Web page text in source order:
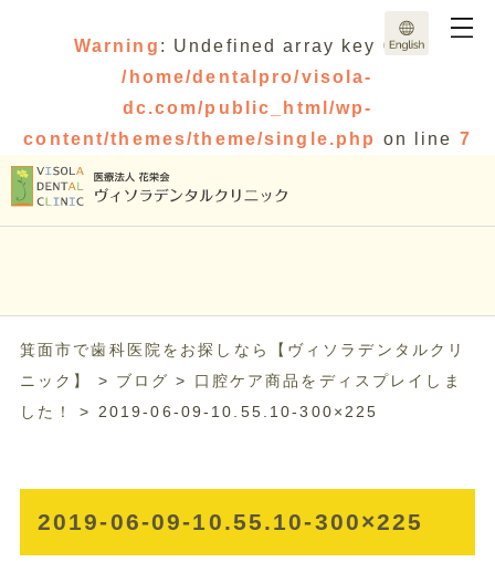
Warning : Undefined array key 0 in
/home/dentalpro/visola-
dc.com/public_html/wp-
content/themes/theme/single.php on line 7
箕面市で歯科医院をお探しなら【ヴィソラデンタルクリ
ニック】
> ブログ > 口腔ケア商品をディスプレイしま
した！
> 2019-06-09-10.55.10-300×225
2019-06-09-10.55.10-300×225